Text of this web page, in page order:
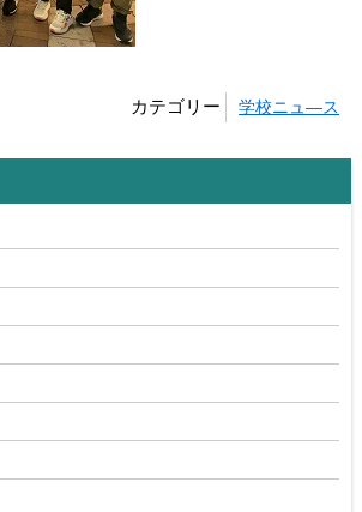
カテゴリー 学校ニュ―ス